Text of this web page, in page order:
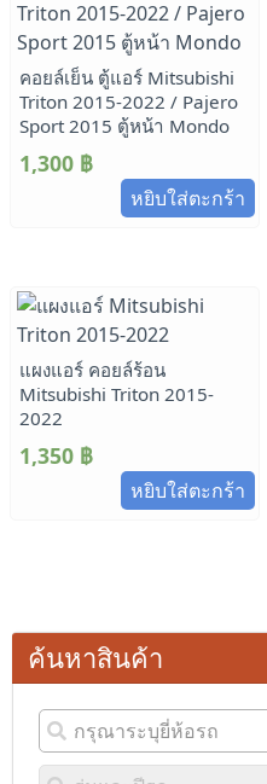
คอยล์เย็น ตู้แอร์ Mitsubishi
Triton 2015-2022 / Pajero
Sport 2015 ตู้หน้า Mondo
1,300 ฿
หยิบใส่ตะกร้า
แผงแอร์ คอยล์ร้อน
Mitsubishi Triton 2015-
2022
1,350 ฿
หยิบใส่ตะกร้า
ค้นหาสินค้า